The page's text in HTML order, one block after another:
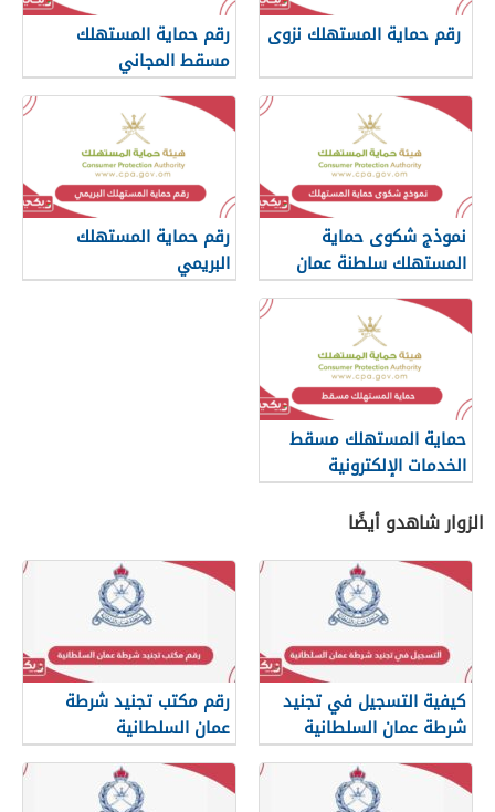
رقم حماية المستهلك نزوى
رقم حماية المستهلك
مسقط المجاني
نموذج شكوى حماية
المستهلك سلطنة عمان
رقم حماية المستهلك
البريمي
حماية المستهلك مسقط
الخدمات الإلكترونية
الزوار شاهدو أيضًا
كيفية التسجيل في تجنيد
شرطة عمان السلطانية
2026
رقم مكتب تجنيد شرطة
عمان السلطانية